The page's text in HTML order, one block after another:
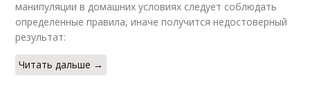
манипуляции в домашних условиях следует соблюдать
определенные правила, иначе получится недостоверный
результат:
Читать дальше →